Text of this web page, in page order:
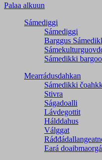
Palaa alkuun
Sámediggi
Sámediggi
Barggus
Sámedikki
Mearrádusdahkan
Sámedikki
Stivra
Ságadoalli
Lávdegottit
Hálddahus
Válggat
Eará